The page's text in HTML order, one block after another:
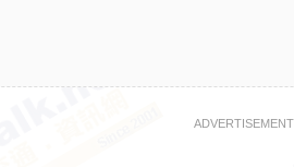
ADVERTISEMENT